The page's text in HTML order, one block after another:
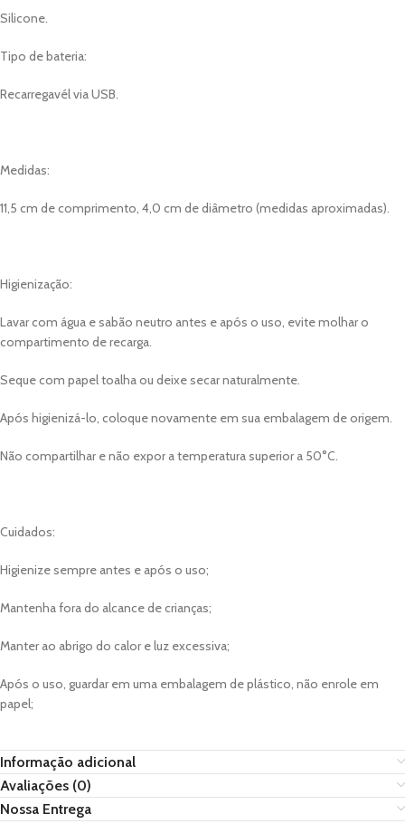
Silicone.
Tipo de bateria:
Recarregavél via USB.
Medidas:
11,5 cm de comprimento, 4,0 cm de diâmetro (medidas aproximadas).
Higienização:
Lavar com água e sabão neutro antes e após o uso, evite molhar o
compartimento de recarga.
Seque com papel toalha ou deixe secar naturalmente.
Após higienizá-lo, coloque novamente em sua embalagem de origem.
Não compartilhar e não expor a temperatura superior a 50°C.
Cuidados:
Higienize sempre antes e após o uso;
Mantenha fora do alcance de crianças;
Manter ao abrigo do calor e luz excessiva;
Após o uso, guardar em uma embalagem de plástico, não enrole em
papel;
Informação adicional
Avaliações (0)
Nossa Entrega